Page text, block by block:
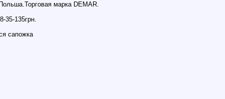
марка DEMAR.
35-135грн.
сапожка